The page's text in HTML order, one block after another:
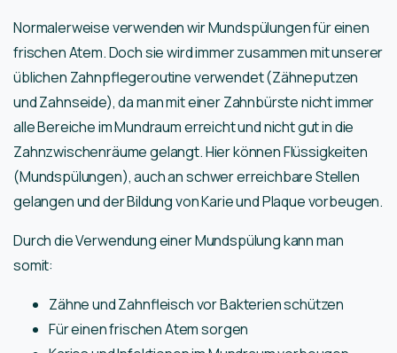
Normalerweise verwenden wir Mundspülungen für einen
frischen Atem. Doch sie wird immer zusammen mit unserer
üblichen Zahnpflegeroutine verwendet (Zähneputzen
und Zahnseide), da man mit einer Zahnbürste nicht immer
alle Bereiche im Mundraum erreicht und nicht gut in die
Zahnzwischenräume gelangt. Hier können Flüssigkeiten
(Mundspülungen), auch an schwer erreichbare Stellen
gelangen und der Bildung von Karie und Plaque vorbeugen.
Durch die Verwendung einer Mundspülung kann man
somit:
Zähne und Zahnfleisch vor Bakterien schützen
Für einen frischen Atem sorgen